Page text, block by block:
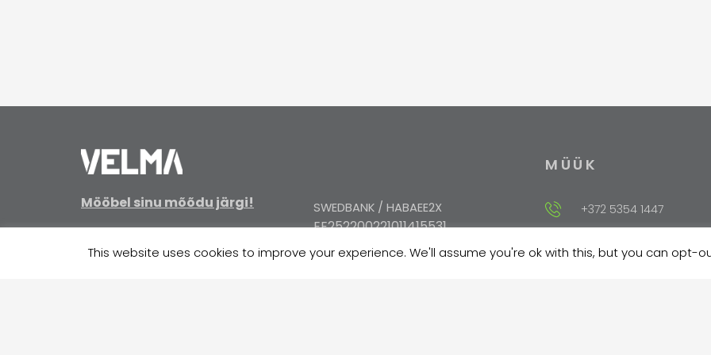
Mööbel sinu mõõdu järgi!
Reg. nr. 10269832
SWEDBANK / HABAEE2X
EE252200221011415531
SEB / EEUHEE2X
MÜÜK
+372 5354 1447
sales@velma.ee
This website uses cookies to improve your experience. We'll assume you're ok with this, but you can opt-